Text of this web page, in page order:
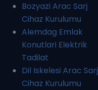
Bozyazi Arac Sarj
Cihaz Kurulumu
Alemdag Emlak
Konutlari Elektrik
Tadilat
Dil Iskelesi Arac Sarj
Cihaz Kurulumu